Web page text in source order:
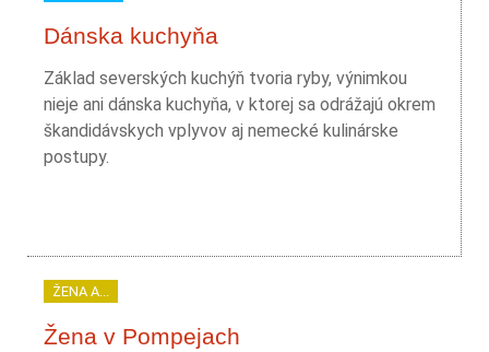
Dánska kuchyňa
Základ severských kuchýň tvoria ryby, výnimkou
nieje ani dánska kuchyňa, v ktorej sa odrážajú okrem
škandidávskych vplyvov aj nemecké kulinárske
postupy.
ŽENA A...
Žena v Pompejach